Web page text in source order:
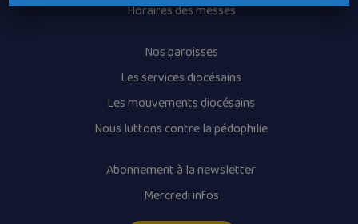
Horaires des messes
Nos paroisses
Les services diocésains
Les mouvements diocésains
Nous luttons contre la pédophilie
Abonnement à la newsletter
Mercredi infos